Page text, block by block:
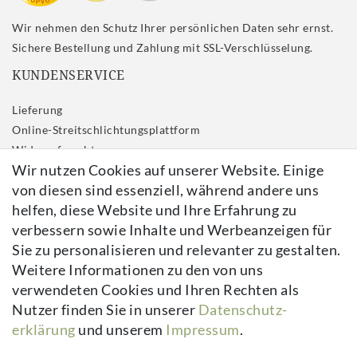
Wir nehmen den Schutz Ihrer persönlichen Daten sehr ernst.
Sichere Bestellung und Zahlung mit SSL-Verschlüsselung.
KUNDENSERVICE
Lieferung
Online-Streitschlichtungsplattform
Widerrufs­recht
Impressum
Daten­schutz­erklärung
AGB
Kontakt
Vertrag widerrufen
Newsletter
E-MAIL **
Newsletter
Wir nutzen Cookies auf unserer Website. Einige
von diesen sind essenziell, während andere uns
helfen, diese Website und Ihre Erfahrung zu
verbessern sowie Inhalte und Werbeanzeigen für
Sie zu personalisieren und relevanter zu gestalten.
Weitere Informationen zu den von uns
verwendeten Cookies und Ihren Rechten als
Nutzer finden Sie in unserer Daten­schutz­
erklärung und unserem Impressum.